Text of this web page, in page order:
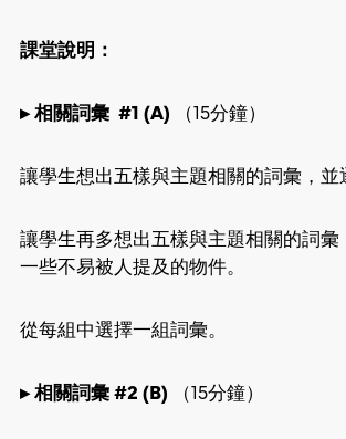
課堂說明：
▸ 相關詞彙 #1 (A) （15分鐘）
讓學生想出五樣與主題相關的詞彙，並
讓學生再多想出五樣與主題相關的詞彙
一些不易被人提及的物件。
從每組中選擇一組詞彙。
▸ 相關詞彙 #2 (B) （15分鐘）